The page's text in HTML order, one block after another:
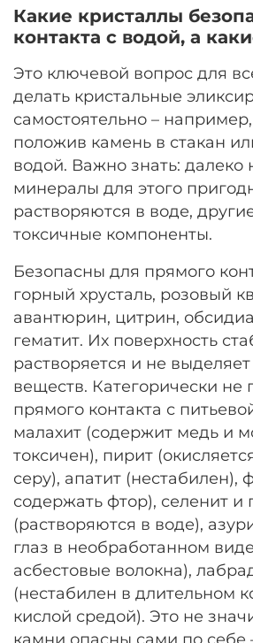
Какие кристаллы
контакта с водой, а
Это ключевой вопрос для
делать кристальные
самостоятельно –
положив камень в стакан
водой. Важно знать: далеко
минералы для этого
растворяются в воде,
токсичные компоненты.
Безопасны для прямого
горный хрусталь, розовый
авантюрин, цитрин,
гематит. Их поверхность
растворяется и не
веществ. Категорически не
прямого контакта с
малахит (содержит медь и
токсичен), пирит
серу), апатит
содержать фтор), селенит и
(растворяются в воде),
глаз в необработанном
асбестовые волокна),
(нестабилен в длительном
кислой средой). Это не
камни опасны сами по себе